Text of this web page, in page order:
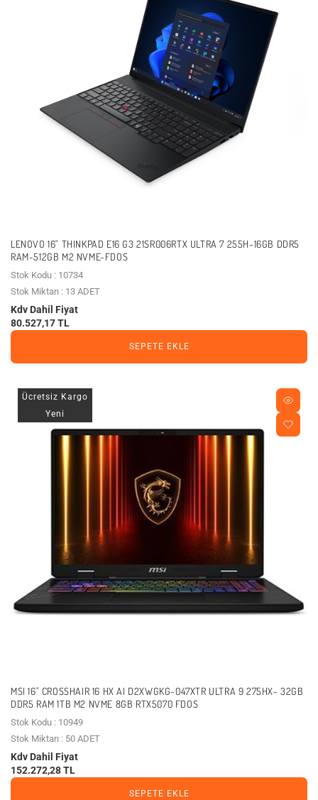
LENOVO 16" THINKPAD E16 G3 21SR006RTX ULTRA 7 255H-16GB DDR5
RAM-512GB M2 NVME-FDOS
Stok Kodu : 10734
Stok Miktarı : 13 ADET
Kdv Dahil Fiyat
80.527,17 TL
SEPETE EKLE
Ücretsiz Kargo
Yeni
MSI 16" CROSSHAIR 16 HX AI D2XWGKG-047XTR ULTRA 9 275HX- 32GB
DDR5 RAM 1TB M2 NVME 8GB RTX5070 FDOS
Stok Kodu : 10949
Stok Miktarı : 50 ADET
Kdv Dahil Fiyat
152.272,28 TL
SEPETE EKLE